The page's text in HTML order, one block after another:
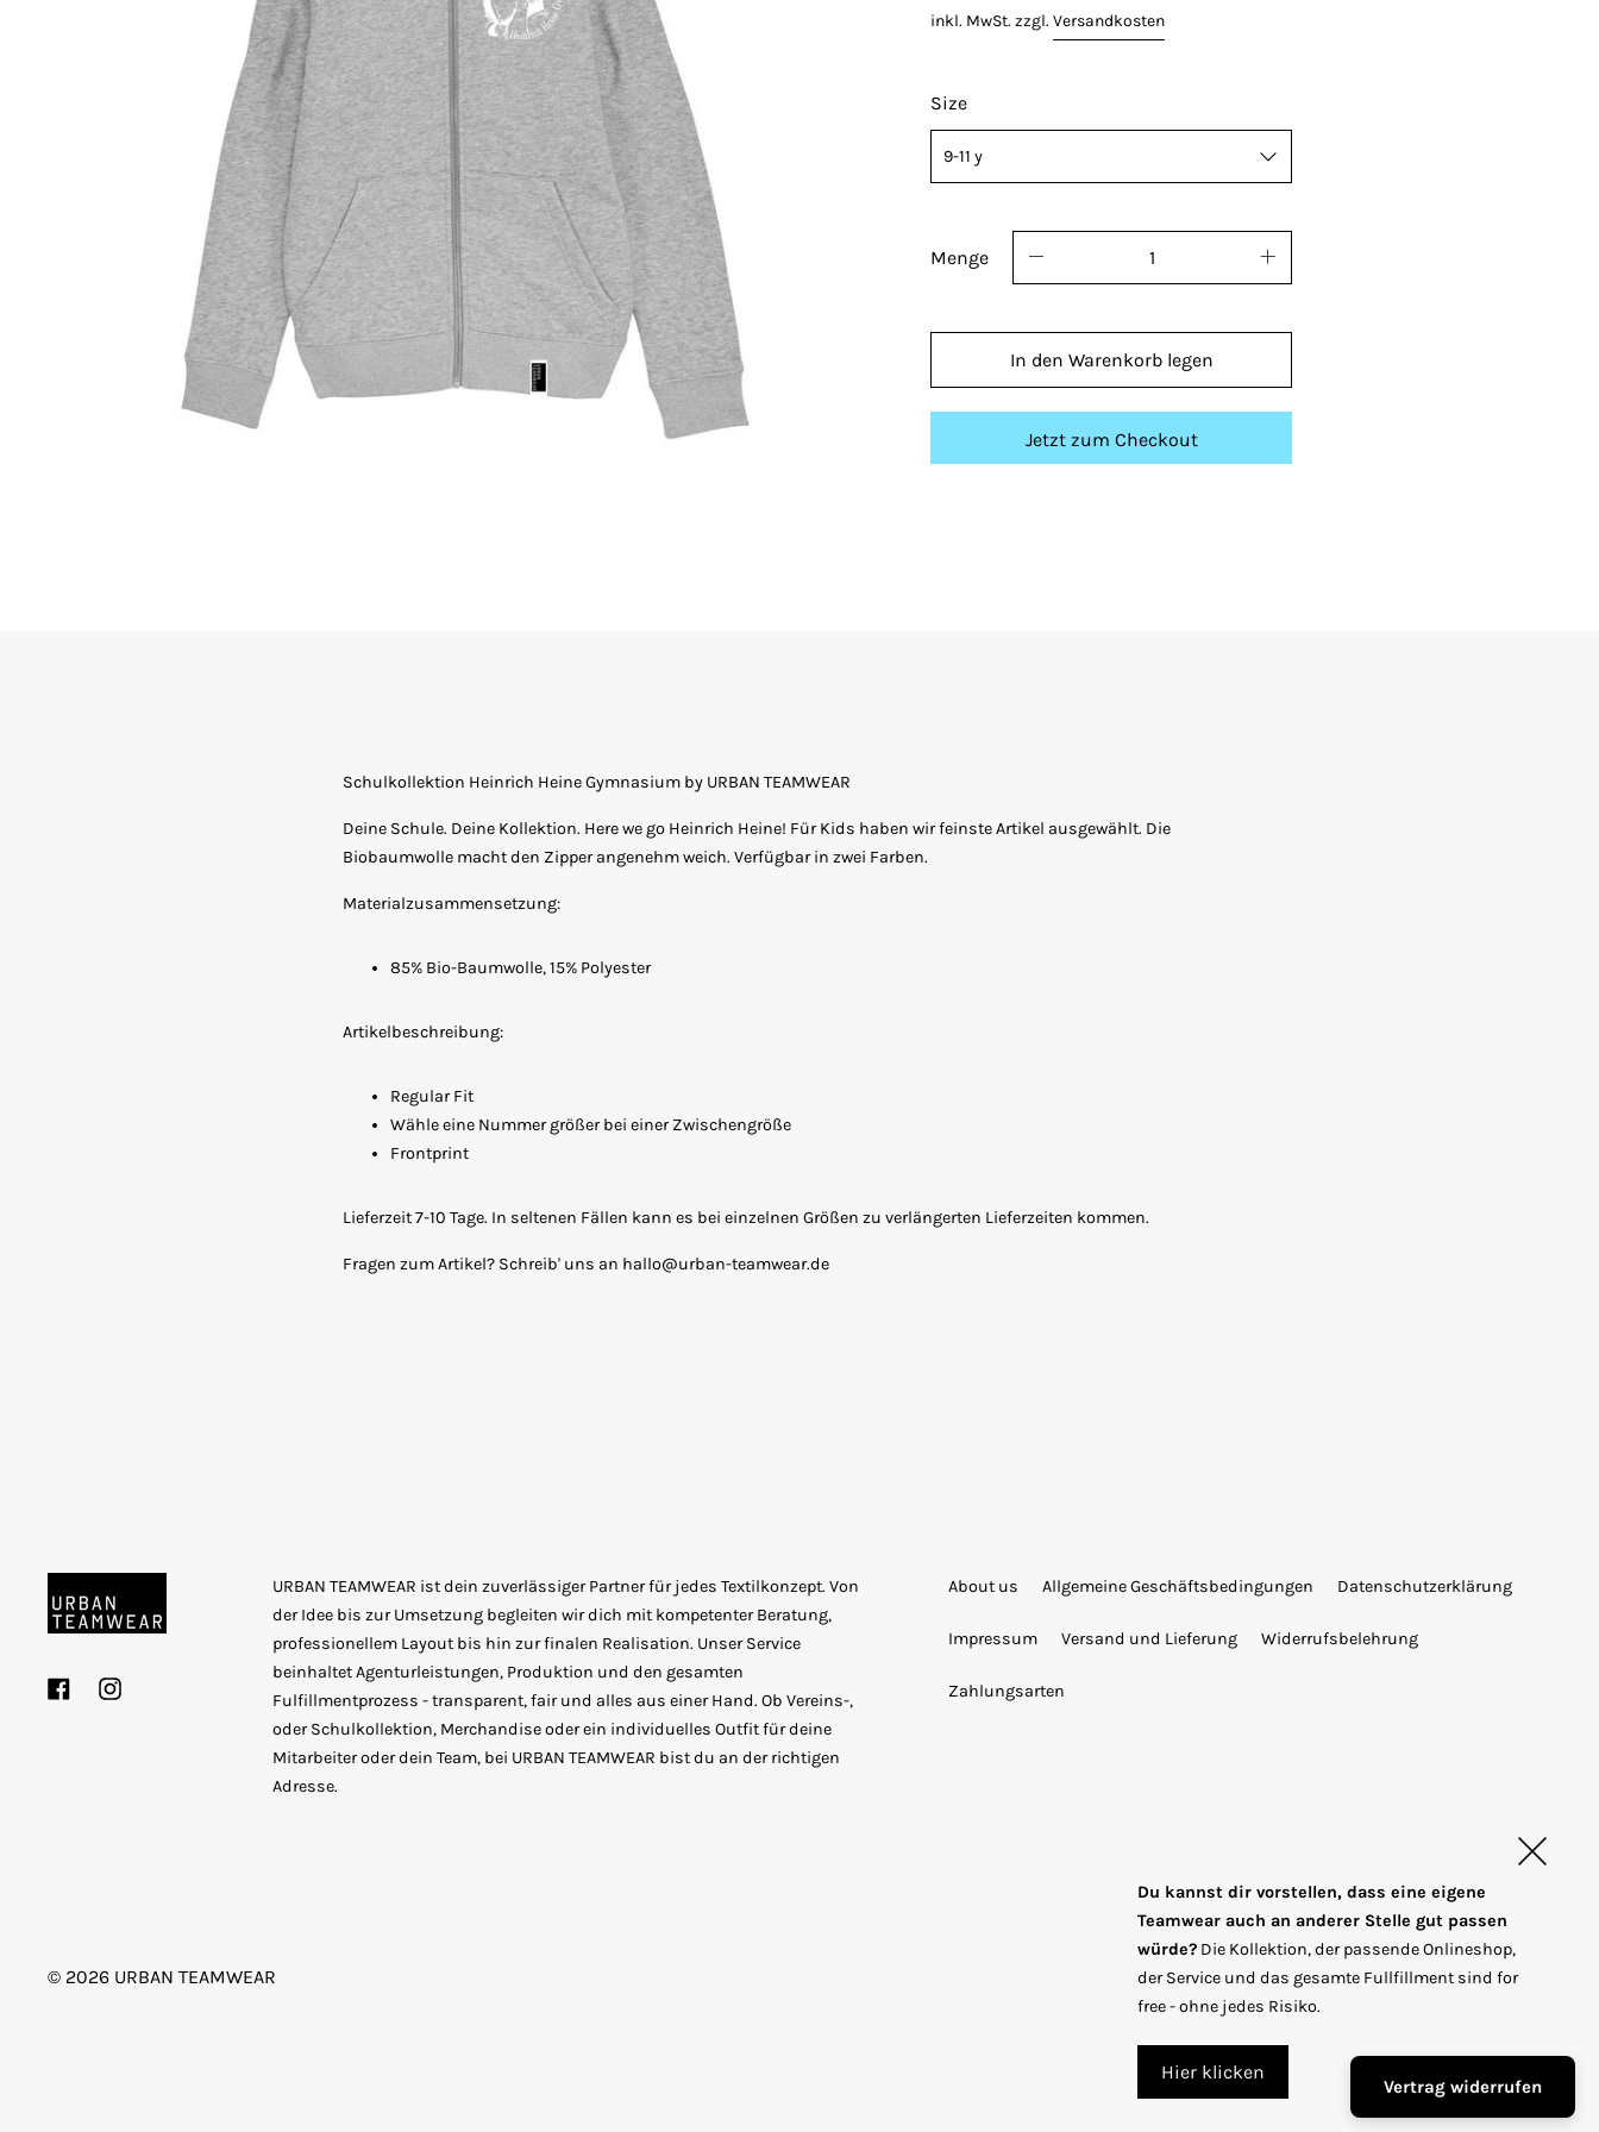
inkl. MwSt. zzgl. Versandkosten
Size
Menge
In den Warenkorb legen
Jetzt zum Checkout
Schulkollektion Heinrich Heine Gymnasium by URBAN TEAMWEAR
Deine Schule. Deine Kollektion. Here we go Heinrich Heine! Für Kids haben wir feinste Artikel ausgewählt. Die
Biobaumwolle macht den Zipper angenehm weich. Verfügbar in zwei Farben.
Materialzusammensetzung:
85% Bio-Baumwolle, 15% Polyester
Artikelbeschreibung:
Regular Fit
Wähle eine Nummer größer bei einer Zwischengröße
Frontprint
Lieferzeit 7-10 Tage. In seltenen Fällen kann es bei einzelnen Größen zu verlängerten Lieferzeiten kommen.
Fragen zum Artikel? Schreib' uns an hallo@urban-teamwear.de
FacebookInstagram
URBAN TEAMWEAR ist dein zuverlässiger Partner für jedes Textilkonzept. Von
der Idee bis zur Umsetzung begleiten wir dich mit kompetenter Beratung,
professionellem Layout bis hin zur finalen Realisation. Unser Service
beinhaltet Agenturleistungen, Produktion und den gesamten
Fulfillmentprozess - transparent, fair und alles aus einer Hand. Ob Vereins-,
oder Schulkollektion, Merchandise oder ein individuelles Outfit für deine
Mitarbeiter oder dein Team, bei URBAN TEAMWEAR bist du an der richtigen
Adresse.
About us Allgemeine Geschäftsbedingungen Datenschutzerklärung
Impressum Versand und Lieferung Widerrufsbelehrung
Zahlungsarten
T
r
s
EUR €
© 2026 URBAN TEAMWEAR
Du kannst dir vorstellen, dass eine eigene
Teamwear auch an anderer Stelle gut passen
würde? Die Kollektion, der passende Onlineshop,
der Service und das gesamte Fullfillment sind for
free - ohne jedes Risiko.
Hier klicken
Vertrag widerrufen